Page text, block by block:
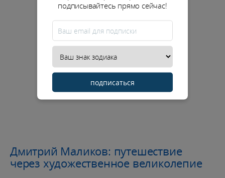
Дмитрий Маликов: путешествие
через художественное великолепие
подписывайтесь прямо сейчас!
подписаться